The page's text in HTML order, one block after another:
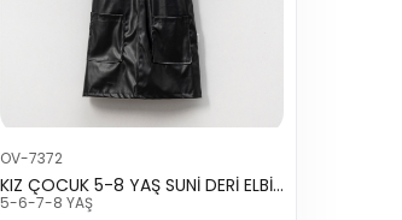
OV-7372
KIZ ÇOCUK 5-8 YAŞ SUNİ DERİ ELBİSE
5-6-7-8 YAŞ